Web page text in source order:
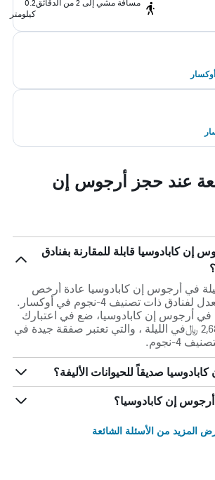
مسافة مشي إلى 2 من الدقائق
0.2
كيلومتر
عند حجز أرجوس إن
إن كابادوسيا قابلة للمقارنة بفنادق
في أرجوس إن كابادوسيا عادة أرخص
بنسبة 471% عن المعدل لفنادق ذات تصنيف 4-نجوم في أوكسار.
في أرجوس إن كابادوسيا، ضع في اعتبارك
أنه عليك أن تدفع 2,687 ﷼في الليلة ، والتي تعتبر صفقة جيدة في
4-نجوم.
صديقاً للحيوانات الأليفة؟
إن كابادوسيا؟
المزيد من الأسئلة الشائعة